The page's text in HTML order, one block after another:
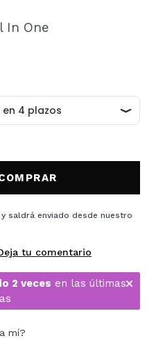
podrás realizar
el estado de tus
anteriores.
In One
y saldrá enviado desde nuestro
tu comentario
2 veces en las últimas
mí?